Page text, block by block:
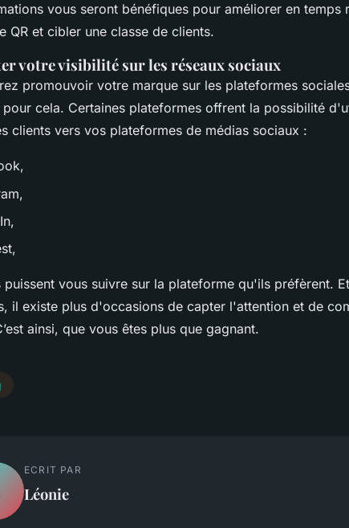
vous seront bénéfiques pour améliorer en temps
QR et cibler une classe de clients.
votre visibilité sur les réseaux sociaux
promouvoir votre marque sur les plateformes
pour cela. Certaines plateformes offrent la possibilité
clients vers vos plateformes de médias sociaux :
vous suivre sur la plateforme qu'ils préfèrent.
il existe plus d'occasions de capter l'attention et de
ainsi, que vous êtes plus que gagnant.
ECRIT PAR
Léonie